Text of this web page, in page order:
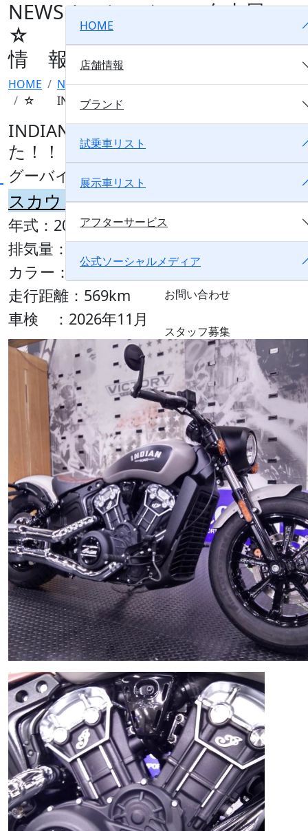
お問い合わせ
スタッフ募集
HOME
店舗情報
ブランド
試乗車リスト
展示車リスト
アフターサービス
公式ソーシャルメディア
NEWS / モトスクエア名古屋
☆ INDIAN 中 古 車
情 報 ☆
HOME NEWS
モトスクエア名古屋
☆ INDIAN 中 古 車 情 報 ☆
INDIAN 中古車が入荷いたしまし
た！！
グーバイクはこちら⇩
スカウトボバー
年式：2023年
排気量：1133cc
カラー：
Silver Quartz Smoke
走行距離：569km
車検 ：2026年11月